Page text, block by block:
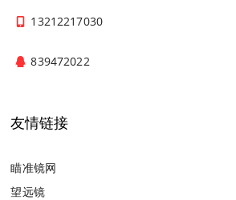
13212217030
839472022
友情链接
瞄准镜网
望远镜